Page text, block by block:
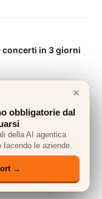
concerti in 3 giorni
svela il suo
×
obbligatorie dal
della AI agentica
le aziende.
→